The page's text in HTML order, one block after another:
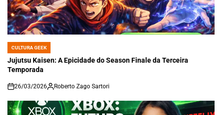
POSTED
IN
CULTURA GEEK
Jujutsu Kaisen: A Epicidade do Season Finale da Terceira
Temporada
on
26/03/2026 Roberto Zago Sartori